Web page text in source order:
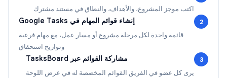
اكتب موجز المشروع، والأهداف، والنطاق في مستند مشترك
2 إنشاء قوائم المهام في Google Tasks
قائمة واحدة لكل مرحلة مشروع أو مسار عمل، مع مهام فرعية
وتواريخ استحقاق
3 مشاركة القوائم عبر TasksBoard
يرى كل عضو في الفريق القوائم المخصصة له في عرض اللوحة